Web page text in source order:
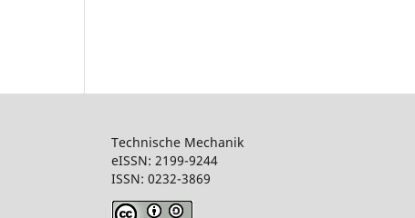
Technische Mechanik
eISSN: 2199-9244
ISSN: 0232-3869